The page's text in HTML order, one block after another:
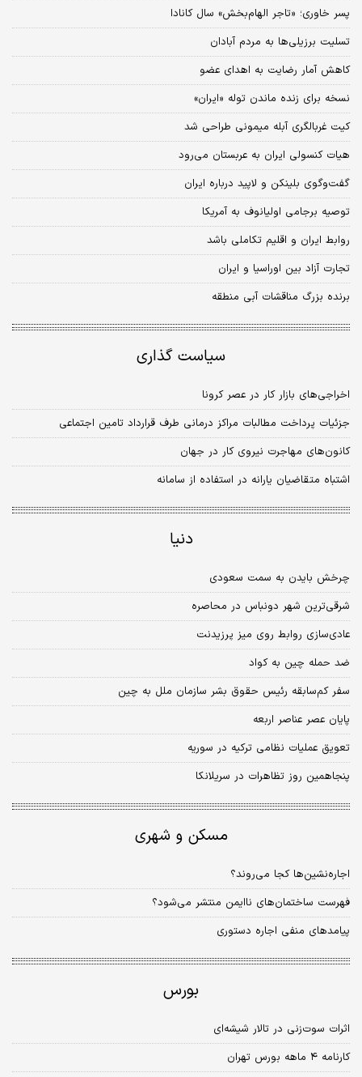
پسر خاوری؛ «تاجر الهام‌بخش» سال کانادا
تسلیت برزیلی‌ها به مردم آبادان
کاهش آمار رضایت به اهدای عضو
نسخه برای زنده ماندن توله «ایران»
کیت‌ غربالگری آبله میمونی طراحی شد
هیات کنسولی ایران به عربستان می‌رود
گفت‌‌‌وگوی بلینکن و لاپید درباره ایران
توصیه برجامی اولیانوف به آمریکا
روابط ایران و اقلیم تکاملی باشد
تجارت آزاد بین اوراسیا و ایران
برنده بزرگ مناقشات آبی منطقه
سیاست گذاری
اخراجی‌های بازار کار در عصر کرونا
جزئیات پرداخت مطالبات مراکز درمانی طرف قرارداد تامین اجتماعی
کانون‌‌‌های مهاجرت نیروی کار در جهان
اشتباه متقاضیان یارانه در استفاده از سامانه
دنیا
چرخش بایدن به سمت سعودی
شرقی‌‏‏ترین شهر دونباس در محاصره
عادی‏‌سازی روابط روی میز پرزیدنت
ضد حمله چین به کواد
سفر کم‌سابقه رئیس حقوق بشر سازمان ملل به چین
پایان عصر عناصر اربعه
تعویق عملیات نظامی ترکیه در سوریه
پنجاهمین روز تظاهرات در سریلانکا
مسکن و شهری
اجاره‌نشین‌ها کجا می‌روند؟
فهرست ساختمان‌های ناایمن منتشر می‌‏‏شود؟
پیامدهای منفی اجاره دستوری
بورس
اثرات سوت‏‏‏‏‏‏‏‏‌زنی در تالار شیشه‏‏‏‏‏‏‏‏‌ای
کارنامه ۴ ماهه بورس تهران